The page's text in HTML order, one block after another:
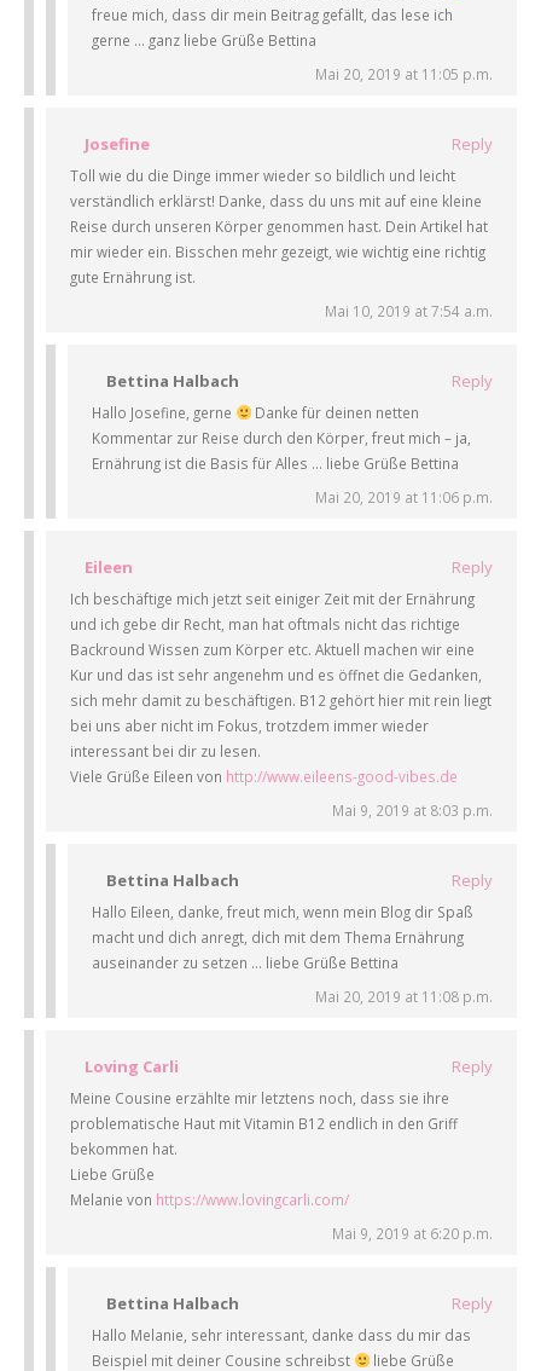
freue mich, dass dir mein Beitrag gefällt, das lese ich
gerne … ganz liebe Grüße Bettina
Mai 20, 2019 at 11:05 p.m.
Josefine Reply
Toll wie du die Dinge immer wieder so bildlich und leicht
verständlich erklärst! Danke, dass du uns mit auf eine kleine
Reise durch unseren Körper genommen hast. Dein Artikel hat
mir wieder ein. Bisschen mehr gezeigt, wie wichtig eine richtig
gute Ernährung ist.
Mai 10, 2019 at 7:54 a.m.
Bettina Halbach Reply
Hallo Josefine, gerne
Danke für deinen netten
Kommentar zur Reise durch den Körper, freut mich – ja,
Ernährung ist die Basis für Alles … liebe Grüße Bettina
Mai 20, 2019 at 11:06 p.m.
Eileen Reply
Ich beschäftige mich jetzt seit einiger Zeit mit der Ernährung
und ich gebe dir Recht, man hat oftmals nicht das richtige
Backround Wissen zum Körper etc. Aktuell machen wir eine
Kur und das ist sehr angenehm und es öffnet die Gedanken,
sich mehr damit zu beschäftigen. B12 gehört hier mit rein liegt
bei uns aber nicht im Fokus, trotzdem immer wieder
interessant bei dir zu lesen.
Viele Grüße Eileen von http://www.eileens-good-vibes.de
Mai 9, 2019 at 8:03 p.m.
Bettina Halbach Reply
Hallo Eileen, danke, freut mich, wenn mein Blog dir Spaß
macht und dich anregt, dich mit dem Thema Ernährung
auseinander zu setzen … liebe Grüße Bettina
Mai 20, 2019 at 11:08 p.m.
Loving Carli Reply
Meine Cousine erzählte mir letztens noch, dass sie ihre
problematische Haut mit Vitamin B12 endlich in den Griff
bekommen hat.
Liebe Grüße
Melanie von https://www.lovingcarli.com/
Mai 9, 2019 at 6:20 p.m.
Bettina Halbach Reply
Hallo Melanie, sehr interessant, danke dass du mir das
Beispiel mit deiner Cousine schreibst
liebe Grüße